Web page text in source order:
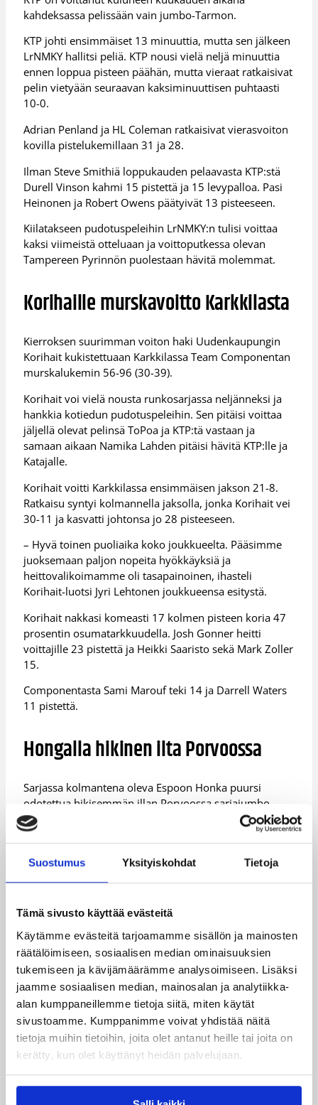
Suostumus Yksityiskohdat Tietoja
Tämä sivusto käyttää evästeitä
Käytämme evästeitä tarjoamamme sisällön ja mainosten
räätälöimiseen, sosiaalisen median ominaisuuksien
tukemiseen ja kävijämäärämme analysoimiseen. Lisäksi
jaamme sosiaalisen median, mainosalan ja analytiikka-
alan kumppaneillemme tietoja siitä, miten käytät
sivustoamme. Kumppanimme voivat yhdistää näitä
tietoja muihin tietoihin, joita olet antanut heille tai joita on
kerätty, kun olet käyttänyt heidän palvelujaan.
kahdeksassa pelissään vain jumbo-Tarmon.
KTP johti ensimmäiset 13 minuuttia, mutta sen jälkeen
LrNMKY hallitsi peliä. KTP nousi vielä neljä minuuttia
ennen loppua pisteen päähän, mutta vieraat ratkaisivat
pelin vietyään seuraavan kaksiminuuttisen puhtaasti
10-0.
Adrian Penland ja HL Coleman ratkaisivat vierasvoiton
kovilla pistelukemillaan 31 ja 28.
Ilman Steve Smithiä loppukauden pelaavasta KTP:stä
Durell Vinson kahmi 15 pistettä ja 15 levypalloa. Pasi
Heinonen ja Robert Owens päätyivät 13 pisteeseen.
Kiilatakseen pudotuspeleihin LrNMKY:n tulisi voittaa
kaksi viimeistä otteluaan ja voittoputkessa olevan
Tampereen Pyrinnön puolestaan hävitä molemmat.
Korihaille murskavoitto Karkkilasta
Kierroksen suurimman voiton haki Uudenkaupungin
Korihait kukistettuaan Karkkilassa Team Componentan
murskalukemin 56-96 (30-39).
Korihait voi vielä nousta runkosarjassa neljänneksi ja
hankkia kotiedun pudotuspeleihin. Sen pitäisi voittaa
jäljellä olevat pelinsä ToPoa ja KTP:tä vastaan ja
samaan aikaan Namika Lahden pitäisi hävitä KTP:lle ja
Katajalle.
Korihait voitti Karkkilassa ensimmäisen jakson 21-8.
Ratkaisu syntyi kolmannella jaksolla, jonka Korihait vei
30-11 ja kasvatti johtonsa jo 28 pisteeseen.
– Hyvä toinen puoliaika koko joukkueelta. Pääsimme
juoksemaan paljon nopeita hyökkäyksiä ja
heittovalikoimamme oli tasapainoinen, ihasteli
Korihait-luotsi Jyri Lehtonen joukkueensa esitystä.
Korihait nakkasi komeasti 17 kolmen pisteen koria 47
prosentin osumatarkkuudella. Josh Gonner heitti
voittajille 23 pistettä ja Heikki Saaristo sekä Mark Zoller
15.
Componentasta Sami Marouf teki 14 ja Darrell Waters
11 pistettä.
Hongalla hikinen ilta Porvoossa
Sarjassa kolmantena oleva Espoon Honka puursi
odotettua hikisemmän illan Porvoossa sarjajumbo
Tarmoa vastaan. Honka toki voitti, mutta vain täpärästi
74-79 (40-36) -tuloksella.
Tarmo johti toisen neljänneksen puolivälistä
loppuun asti.
Hongan Akeem Scott ja Jukka Matinen heittivät
kumpikin viisi kolmen pisteen koria. Scott teki
yhteensä 20 ja Matinen 17 pistettä.
Ilman loukkaantunutta ykköstykkiään DeWayne
Richardsonia pelanneesta Tarmosta Victor Morris heitti
23 ja Mikael Holme sekä Raheem Moss 11 pistettä.
(STT – Koris.net)
Korisliigan täydelliset ottelutilastot ja muita tilastoja